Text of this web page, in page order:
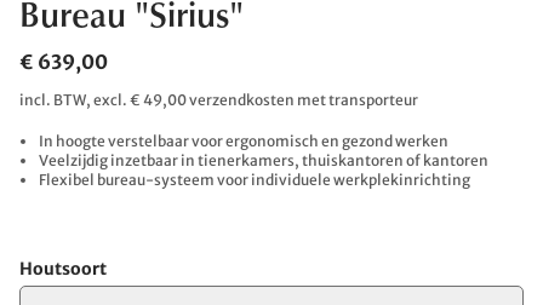
Bureau "Sirius"
€ 639,00
incl. BTW, excl. € 49,00 verzendkosten met transporteur
In hoogte verstelbaar voor ergonomisch en gezond werken
Veelzijdig inzetbaar in tienerkamers, thuiskantoren of kantoren
Flexibel bureau-systeem voor individuele werkplekinrichting
Houtsoort